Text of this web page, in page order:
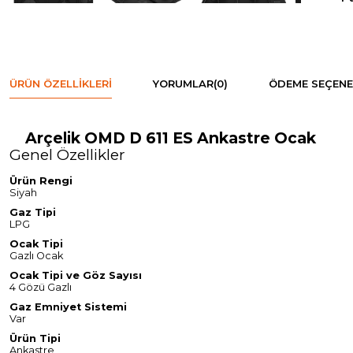
ÜRÜN ÖZELLIKLERI YORUMLAR(0) ÖDEME
Arçelik OMD D 611 ES Ankastre Ocak
Genel Özellikler
Ürün Rengi
Siyah
Gaz Tipi
LPG
Ocak Tipi
Gazlı Ocak
Ocak Tipi ve Göz Sayısı
4 Gözü Gazlı
Gaz Emniyet Sistemi
Var
Ürün Tipi
Ankastre